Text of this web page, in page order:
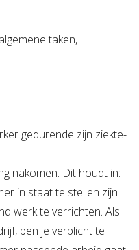
met Vitaliteit
taken,
gedurende zijn ziekte-
nakomen. Dit houdt in:
in staat te stellen zijn
werk te verrichten. Als
ben je verplicht te